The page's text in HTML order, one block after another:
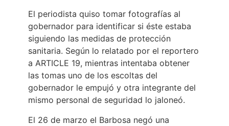
El periodista quiso tomar fotografías al
gobernador para identificar si éste estaba
siguiendo las medidas de protección
sanitaria. Según lo relatado por el reportero
a ARTICLE 19, mientras intentaba obtener
las tomas uno de los escoltas del
gobernador le empujó y otra integrante del
mismo personal de seguridad lo jaloneó.
El 26 de marzo el Barbosa negó una